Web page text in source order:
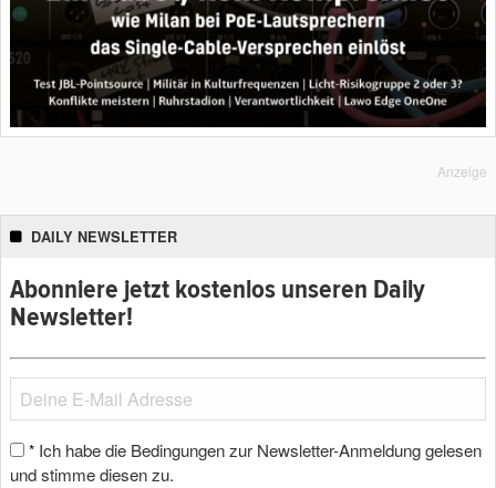
Anzeige
DAILY NEWSLETTER
Abonniere jetzt kostenlos unseren Daily
Newsletter!
* Ich habe die Bedingungen zur Newsletter-Anmeldung gelesen
und stimme diesen zu.